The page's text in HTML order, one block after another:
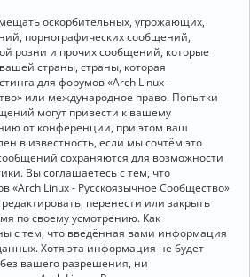
оскорбительных, угрожающих,
порнографических сообщений,
розни и прочих сообщений, которые
страны, страны, которая
для форумов «Arch Linux -
или международное право. Попытки
могут привести к вашему
от конференции, при этом ваш
в известность, если мы сочтём это
сохраняются для возможности
Вы соглашаетесь с тем, что
«Arch Linux - Русскоязычное Сообщество»
перенести или закрыть
по своему усмотрению. Как
с тем, что введённая вами информация
Хотя эта информация не будет
вашего разрешения, ни